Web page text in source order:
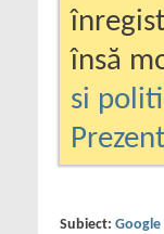
însă
si
Subiect: Google